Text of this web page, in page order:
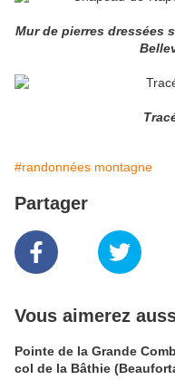
Mur de pierres dressées
#randonnées montagne
Partager
Vous aimerez
Pointe de la Grande
col de la Bâthie